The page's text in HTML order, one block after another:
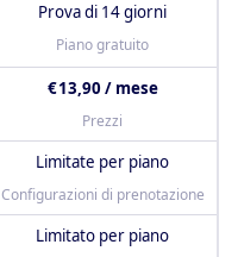
Prova di 14 giorni
Piano gratuito
€ 13,90 / mese
Prezzi
Limitate per piano
Configurazioni di prenotazione
Limitato per piano